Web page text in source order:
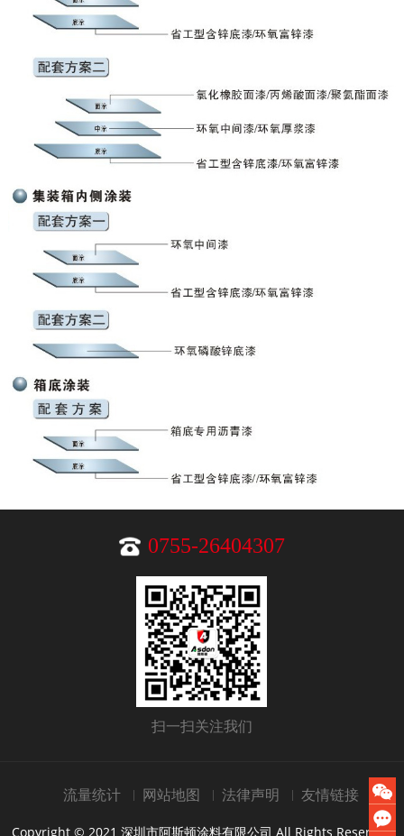
0755-26404307
扫一扫关注我们
流量统计 网站地图 法律声明 友情链接
Copyright © 2021 深圳市阿斯顿涂料有限公司 All Rights Reserved